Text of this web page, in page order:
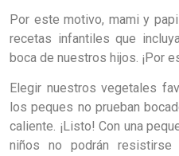
Por este motivo, mami y
recetas infantiles que
boca de nuestros hijos. ¡Por
Elegir nuestros vegetales
los peques no prueban
caliente. ¡Listo! Con una
niños no podrán